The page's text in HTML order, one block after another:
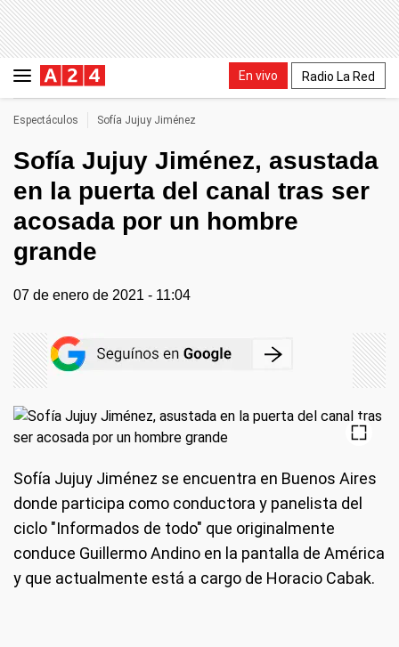
En vivo Radio La Red
Espectáculos Sofía Jujuy Jiménez
Sofía Jujuy Jiménez, asustada
en la puerta del canal tras ser
acosada por un hombre
grande
07 de enero de 2021 - 11:04
Sofía Jujuy Jiménez se encuentra en Buenos Aires
donde participa como conductora y panelista del
ciclo "Informados de todo" que originalmente
conduce Guillermo Andino en la pantalla de América
y que actualmente está a cargo de Horacio Cabak.